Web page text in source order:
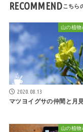
RECOMMEND
山の植物
2020.08.13
マツヨイグサの仲間と月
山の植物